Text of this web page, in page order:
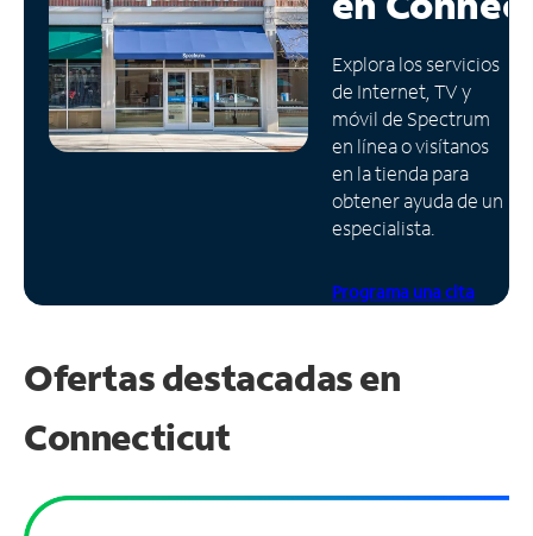
Administrar
cuenta
Encuentra
una
tienda
Explora los servicios
de Internet, TV y
móvil de Spectrum
en línea o visítanos
en la tienda para
obtener ayuda de un
especialista.
Programa una cita
Ofertas destacadas en
Connecticut